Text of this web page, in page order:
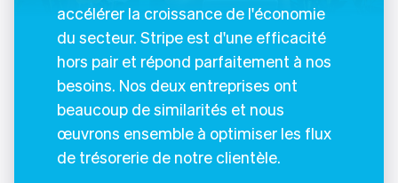
accélérer la croissance de l'économie
du secteur. Stripe est d'une efficacité
hors pair et répond parfaitement à nos
besoins. Nos deux entreprises ont
beaucoup de similarités et nous
œuvrons ensemble à optimiser les flux
de trésorerie de notre clientèle.